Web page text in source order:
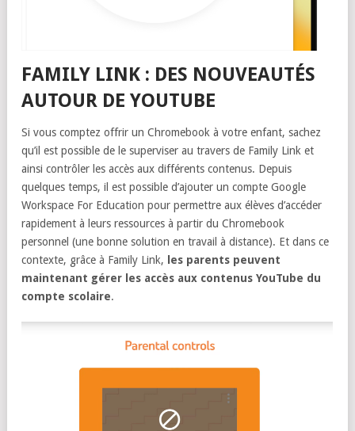
FAMILY LINK : DES NOUVEAUTÉS
AUTOUR DE YOUTUBE
Si vous comptez offrir un Chromebook à votre enfant, sachez
qu’il est possible de le superviser au travers de Family Link et
ainsi contrôler les accès aux différents contenus. Depuis
quelques temps, il est possible d’ajouter un compte Google
Workspace For Education pour permettre aux élèves d’accéder
rapidement à leurs ressources à partir du Chromebook
personnel (une bonne solution en travail à distance). Et dans ce
contexte, grâce à Family Link,
les parents peuvent
maintenant gérer les accès aux contenus YouTube du
compte scolaire.